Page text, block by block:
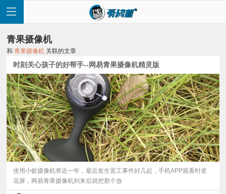
首
页
快
讯
评
青果摄像机
和青果摄像机 关联的文章
时刻关心孩子的好帮手--网易青果摄像机精灵版
使用小蚁摄像机将近一年，最近发生罢工事件好几起，手机APP观看时老
花屏，网易青果摄像机到来后就把那个放